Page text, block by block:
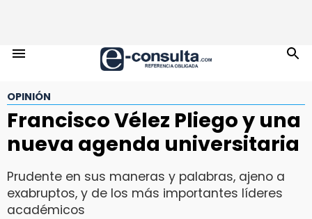
OPINIÓN
Francisco Vélez Pliego y una
nueva agenda universitaria
Prudente en sus maneras y palabras, ajeno a
exabruptos, y de los más importantes líderes
académicos